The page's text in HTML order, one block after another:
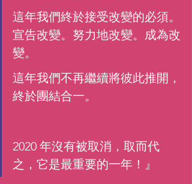
這年我們終於接受改變的必須。
宣告改變。努力地改變。成為改
變。
這年我們不再繼續將彼此推開，
終於團結合一。
2020 年沒有被取消，取而代
之，它是最重要的一年！』